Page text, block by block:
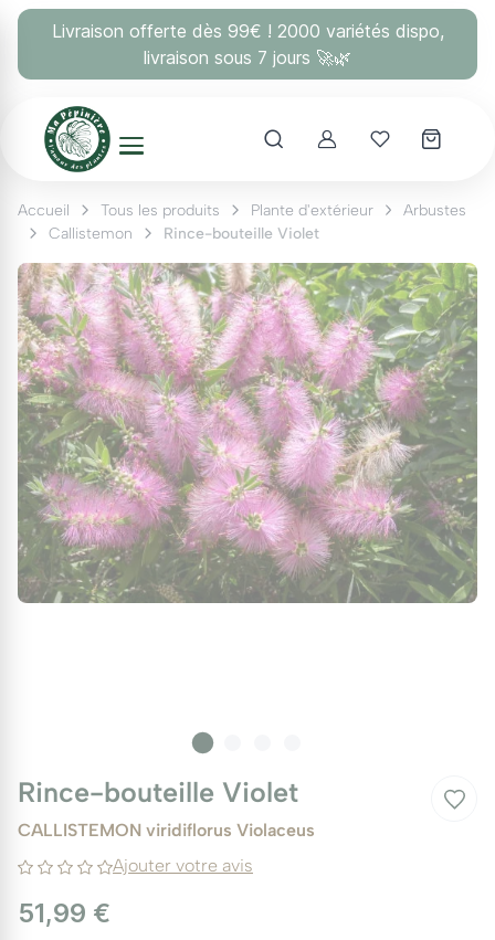
Livraison offerte dès 99€ ! 2000 variétés dispo,
livraison sous 7 jours 🚀🌿
AccountMes coups
Accueil Tous les produits Plante d'extérieur
Arbustes
Callistemon
Rince-bouteille Violet
Rince-bouteille Violet
CALLISTEMON viridiflorus Violaceus
Ajouter votre avis
51,99 €
Panneau de gestion des cookies